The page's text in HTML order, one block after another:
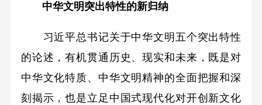
中华文明突出特性的新归纳
习近平总书记关于中华文明五个突出特性
的论述，有机贯通历史、现实和未来，既是对
中华文化特质、中华文明精神的全面把握和深
刻揭示，也是立足中国式现代化对开创新文化